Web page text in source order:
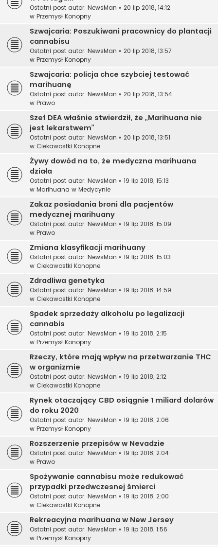
Ostatni post autor: NewsMan « 20 lip 2018, 14:12
w Przemysł Konopny
Szwajcaria: Poszukiwani pracownicy do plantacji
cannabisu
Ostatni post autor: NewsMan « 20 lip 2018, 13:57
w Przemysł Konopny
Szwajcaria: policja chce szybciej testować
marihuanę
Ostatni post autor: NewsMan « 20 lip 2018, 13:54
w Prawo
Szef DEA właśnie stwierdził, że „Marihuana nie
jest lekarstwem”
Ostatni post autor: NewsMan « 20 lip 2018, 13:51
w Ciekawostki Konopne
Żywy dowód na to, że medyczna marihuana
działa
Ostatni post autor: NewsMan « 19 lip 2018, 15:13
w Marihuana w Medycynie
Zakaz posiadania broni dla pacjentów
medycznej marihuany
Ostatni post autor: NewsMan « 19 lip 2018, 15:09
w Prawo
Zmiana klasyfikacji marihuany
Ostatni post autor: NewsMan « 19 lip 2018, 15:03
w Ciekawostki Konopne
Zdradliwa genetyka
Ostatni post autor: NewsMan « 19 lip 2018, 14:59
w Ciekawostki Konopne
Spadek sprzedaży alkoholu po legalizacji
cannabis
Ostatni post autor: NewsMan « 19 lip 2018, 2:15
w Przemysł Konopny
Rzeczy, które mają wpływ na przetwarzanie THC
w organizmie
Ostatni post autor: NewsMan « 19 lip 2018, 2:12
w Ciekawostki Konopne
Rynek otaczający CBD osiągnie 1 miliard dolarów
do roku 2020
Ostatni post autor: NewsMan « 19 lip 2018, 2:06
w Przemysł Konopny
Rozszerzenie przepisów w Nevadzie
Ostatni post autor: NewsMan « 19 lip 2018, 2:04
w Prawo
Spożywanie cannabisu może redukować
przypadki przedwczesnej śmierci
Ostatni post autor: NewsMan « 19 lip 2018, 2:00
w Ciekawostki Konopne
Rekreacyjna marihuana w New Jersey
Ostatni post autor: NewsMan « 19 lip 2018, 1:56
w Przemysł Konopny